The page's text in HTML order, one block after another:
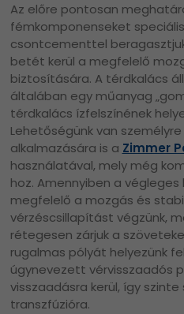
Az előre pontosan
fémkomponenseket
csontcementtel
betét kerül a megfelelő
biztosítására. A térdkalács
általában egy műanyag
térdkalács ízfelszínének
Lehetőségünk van
alkalmazására is a Zimmer
használatával, mely még
hoz. Amennyiben a végleges
megfelelő a mozgás és
vérzéscsillapítást végzünk,
rétegesen zárjuk a
rugalmas pólyát helyezünk
úgynevezett vérvisszaadós
visszaadásra kerül, így szinte
transzfúzióra.